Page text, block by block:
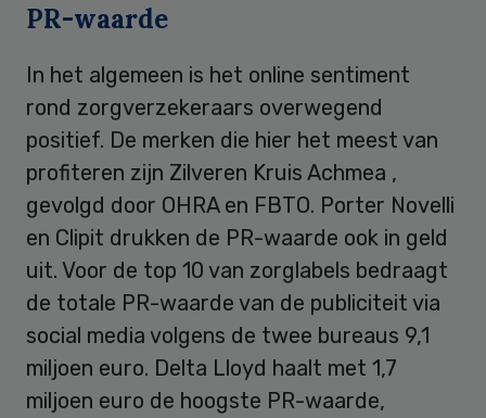
PR-waarde
In het algemeen is het online sentiment
rond zorgverzekeraars overwegend
positief. De merken die hier het meest van
profiteren zijn Zilveren Kruis Achmea ,
gevolgd door OHRA en FBTO. Porter Novelli
en Clipit drukken de PR-waarde ook in geld
uit. Voor de top 10 van zorglabels bedraagt
de totale PR-waarde van de publiciteit via
social media volgens de twee bureaus 9,1
miljoen euro. Delta Lloyd haalt met 1,7
miljoen euro de hoogste PR-waarde,